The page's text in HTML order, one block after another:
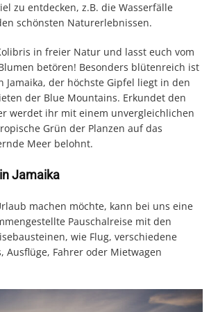
zu entdecken, z.B. die Wasserfälle
schönsten Naturerlebnissen.
in freier Natur und lasst euch vom
betören! Besonders blütenreich ist
Jamaika, der höchste Gipfel liegt in den
der Blue Mountains. Erkundet den
werdet ihr mit einem unvergleichlichen
Grün der Planzen auf das
Meer belohnt.
Jamaika
machen möchte, kann bei uns eine
Pauschalreise mit den
wie Flug, verschiedene
Ausflüge, Fahrer oder Mietwagen